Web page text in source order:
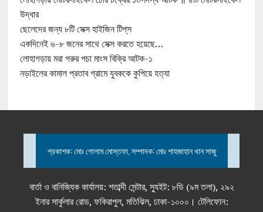
উদ্ধার
ছেলেদের জন্য ৮টি সেক্স হাইজিন টিপ্‌স
একদিনেই ৬-৮ জনের সাথে সেক্স করতে হয়েছে…
লোহাগড়ায় মরা গরুর পচা মাংস বিক্রি আটক-১
নড়াইলের কামাল প্রতাব গ্রামে যুবককে কুপিয়ে হত্যা
প্রকাশক: মোঃ গোলাম মোস্তফা, সম্পাদক: মোঃ শাহজাহান খান সাজু
বার্তা ও বানিজ্যিক কার্যালয়: শতাব্দী সেন্টার, স্যুইট: ৮ডি (৯ম তলা), ২৯২
ইনার সার্কুলার রোড, ফকিরাপুল, মতিঝিল, ঢাকা-১০০০। টেলিফোন: